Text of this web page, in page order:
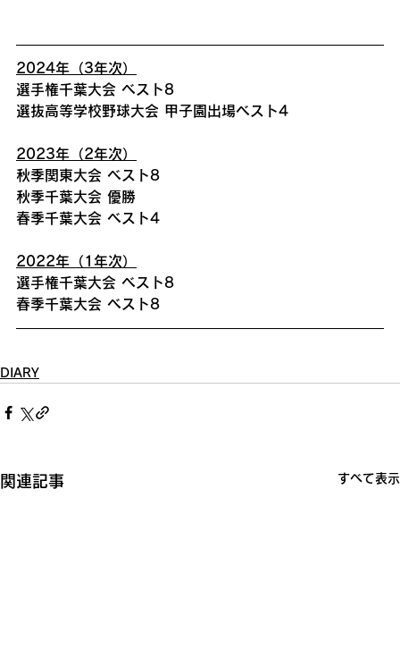
2024年（3年次）
選手権千葉大会 ベスト8
選抜高等学校野球大会 甲子園出場ベスト4
2023年（2年次）
秋季関東大会 ベスト8
秋季千葉大会 優勝
春季千葉大会 ベスト4
2022年（1年次）
選手権千葉大会 ベスト8
春季千葉大会 ベスト8
DIARY
関連記事 すべて表示